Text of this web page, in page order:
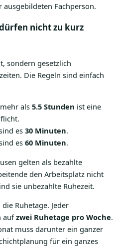
Fachperson.
nicht zu kurz
sondern gesetzlich
Die Regeln sind einfach
als 5.5 Stunden ist eine
es 30 Minuten.
es 60 Minuten.
gelten als bezahlte
den Arbeitsplatz nicht
sie unbezahlte Ruhezeit.
Ruhetage. Jeder
aufzwei Ruhetage pro Woche.
muss darunter ein ganzer
für ein ganzes